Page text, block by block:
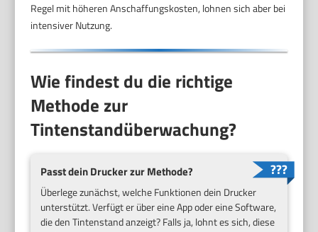
Regel mit höheren Anschaffungskosten, lohnen sich aber bei
intensiver Nutzung.
Wie findest du die richtige
Methode zur
Tintenstandüberwachung?
Passt dein Drucker zur Methode?
Überlege zunächst, welche Funktionen dein Drucker
unterstützt. Verfügt er über eine App oder eine Software,
die den Tintenstand anzeigt? Falls ja, lohnt es sich, diese